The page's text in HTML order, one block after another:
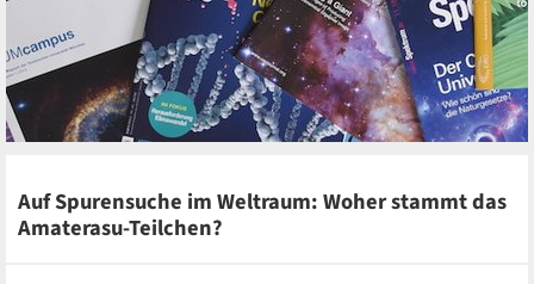
Auf Spurensuche im Weltraum: Woher stammt das
Amaterasu-Teilchen?